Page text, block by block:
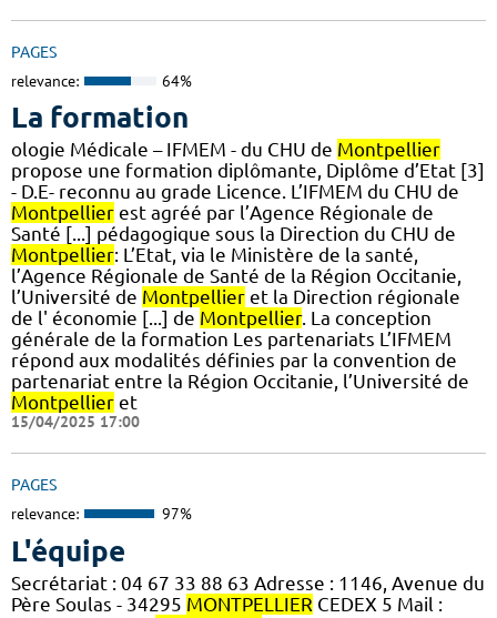
PAGES
relevance: 64%
La formation
ologie Médicale – IFMEM - du CHU de Montpellier
propose une formation diplômante, Diplôme d’Etat [3]
- D.E- reconnu au grade Licence. L’IFMEM du CHU de
Montpellier est agréé par l’Agence Régionale de
Santé [...] pédagogique sous la Direction du CHU de
Montpellier: L’Etat, via le Ministère de la santé,
l’Agence Régionale de Santé de la Région Occitanie,
l’Université de Montpellier et la Direction régionale
de l' économie [...] de Montpellier. La conception
générale de la formation Les partenariats L’IFMEM
répond aux modalités définies par la convention de
partenariat entre la Région Occitanie, l’Université de
Montpellier et
15/04/2025 17:00
PAGES
relevance: 97%
L'équipe
Secrétariat : 04 67 33 88 63 Adresse : 1146, Avenue du
Père Soulas - 34295 MONTPELLIER CEDEX 5 Mail :